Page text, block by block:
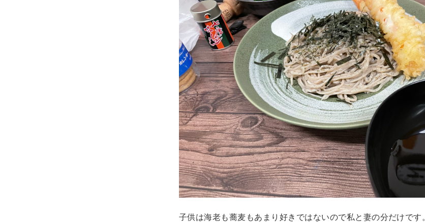
子供は海老も蕎麦もあまり好きではないので私と妻の分だけです。